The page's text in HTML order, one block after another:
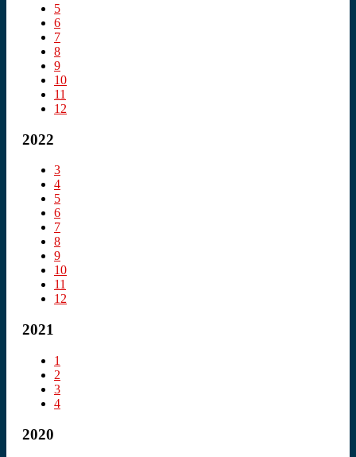
5
6
7
8
9
10
11
12
2022
3
4
5
6
7
8
9
10
11
12
2021
1
2
3
4
2020